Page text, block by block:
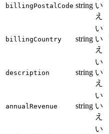
billingPostalCode string い
え
billingCountry string
い
い
え
description string
い
い
え
annualRevenue string
い
い
え
い